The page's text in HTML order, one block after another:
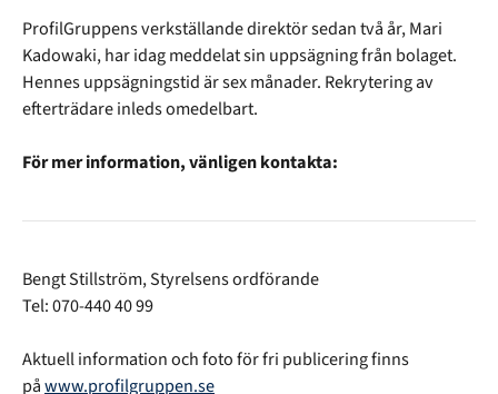
ProfilGruppens verkställande direktör sedan två år, Mari
Kadowaki, har idag meddelat sin uppsägning från bolaget.
Hennes uppsägningstid är sex månader. Rekrytering av
efterträdare inleds omedelbart.
För mer information, vänligen kontakta:
Bengt Stillström, Styrelsens ordförande
Tel: 070-440 40 99
Aktuell information och foto för fri publicering finns
påwww.profilgruppen.se